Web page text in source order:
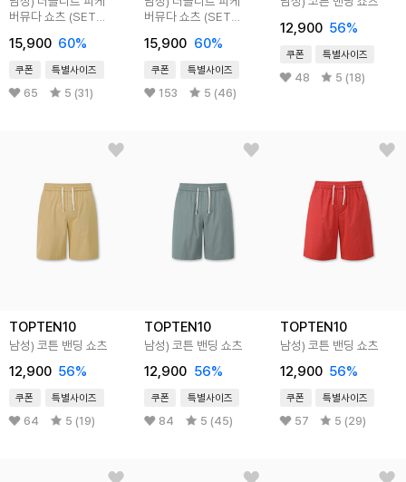
버뮤다 쇼츠 (SET
15,900 60%
쿠폰 특별사이즈
65 5 (31)
버뮤다 쇼츠 (SET
15,900 60%
쿠폰 특별사이즈
153 5 (46)
12,900 56%
쿠폰 특별사이즈
48 5 (18)
TOPTEN10
남성) 코튼 밴딩 쇼츠
12,900 56%
쿠폰 특별사이즈
64 5 (19)
TOPTEN10
남성) 코튼 밴딩 쇼츠
12,900 56%
쿠폰 특별사이즈
84 5 (45)
TOPTEN10
남성) 코튼 밴딩 쇼츠
12,900 56%
쿠폰 특별사이즈
57 5 (29)